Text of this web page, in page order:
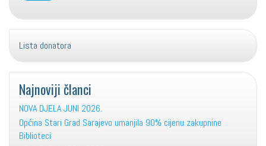
Lista donatora
Najnoviji članci
NOVA DJELA JUNI 2026.
Općina Stari Grad Sarajevo umanjila 90% cijenu zakupnine
Biblioteci